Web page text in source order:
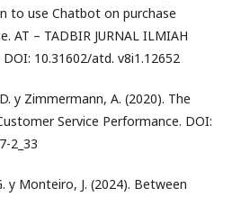
to use Chatbot on purchase
AT – TADBIR JURNAL ILMIAH
DOI: 10.31602/atd. v8i1.12652
y Zimmermann, A. (2020). The
Service Performance. DOI:
2_33
y Monteiro, J. (2024). Between